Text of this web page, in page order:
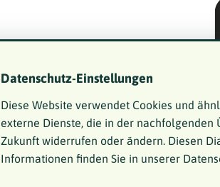
Datenschutz-Einstellungen
Diese Website verwendet Cookies und
externe Dienste, die in der
Zukunft widerrufen oder ändern. Diesen
Informationen finden Sie in unserer